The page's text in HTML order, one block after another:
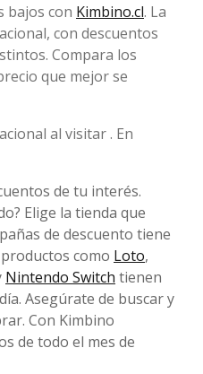
bajos con Kimbino.cl. La
con descuentos
Compara los
que mejor se
al visitar . En
de tu interés.
Elige la tienda que
de descuento tiene
como Loto,
Nintendo Switch tienen
Asegúrate de buscar y
Con Kimbino
de todo el mes de